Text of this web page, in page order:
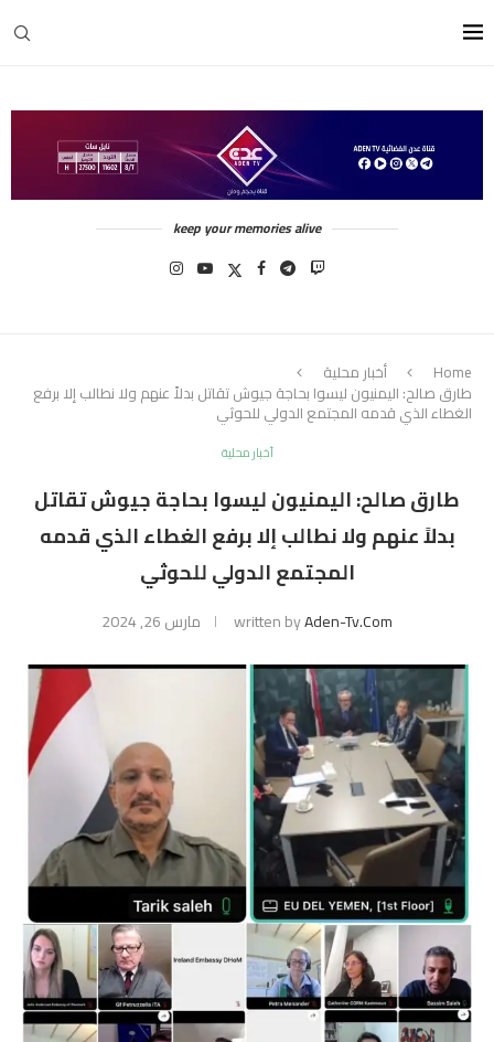
keep your memories alive
Home أخبار محلية
طارق صالح: اليمنيون ليسوا بحاجة جيوش تقاتل بدلاً عنهم ولا نطالب إلا برفع
الغطاء الذي قدمه المجتمع الدولي للحوثي
أخبار محلية
طارق صالح: اليمنيون ليسوا بحاجة جيوش تقاتل
بدلاً عنهم ولا نطالب إلا برفع الغطاء الذي قدمه
المجتمع الدولي للحوثي
written byAden-Tv.com مارس 26, 2024